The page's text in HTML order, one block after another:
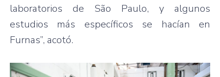
laboratorios de São Paulo, y algunos
estudios más específicos se hacían en
Furnas”, acotó.